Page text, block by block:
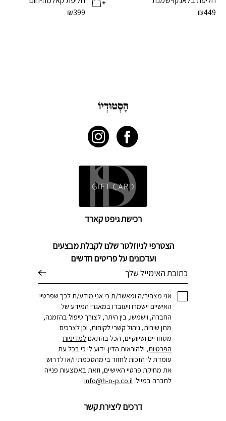
₪449
₪399
הצטרפי לניוזלטר שלנו לקבלת מבצעים
ועדכונים על פריטים חדשים
אני מצהיר/ה ומאשר/ת כי אני מודע/ת לכך שפרטיי
האישיים יישמרו ויעובדו במאגרי המידע של
החברה, וישמשו, בין היתר, לצורך טיפול בהזמנה,
מתן שירות, ניהול קשרי לקוחות, וכן לצרכים
מסחריים ושיווקיים, הכל בהתאםלמדיניות
הפרטיות, ולהוראות הדין. ידוע לי כי בכל עת
עומדת לי הזכות לחזור בי מהסכמתי ו/או לדרוש
את מחיקת פרטיי האישיים, וזאת באמצעות פנייה
לחברה במייל: info@h-o-p.co.il
דרכים ליצירת קשר
רכישת גיפט קארד